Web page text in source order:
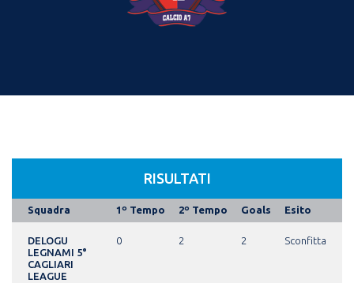
RISULTATI
Squadra 1º Tempo 2º Tempo Goals Esito
DELOGU
LEGNAMI 5°
CAGLIARI
LEAGUE
0 2 2 Sconfitta